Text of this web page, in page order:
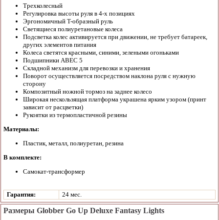
Трехколесный
Регулировка высоты руля в 4-х позициях
Эргономичный T-образный руль
Светящиеся полиуретановые колеса
Подсветка колес активируется при движении, не требует батареек,
других элементов питания
Колеса светятся красными, синими, зелеными огоньками
Подшипники ABEC 5
Складной механизм для перевозки и хранения
Поворот осуществляется посредством наклона руля с нужную
сторону
Композитный ножной тормоз на заднее колесо
Широкая нескользящая платформа украшена ярким узором (принт
зависит от расцветки)
Рукоятки из термопластичной резины
Материалы:
Пластик, металл, полиуретан, резина
В комплекте:
Самокат-трансформер
Гарантия: 24 мес.
Размеры Globber Go Up Deluxe Fantasy Lights